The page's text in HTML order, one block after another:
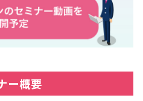
ー概要